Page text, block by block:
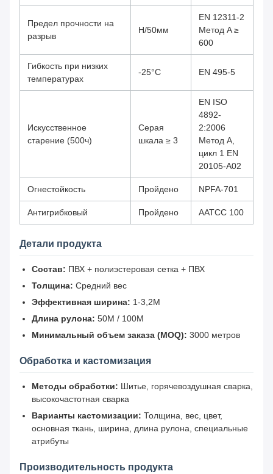
Предел прочности на
разрыв
Н/50мм
EN 12311-2
Метод A ≥
600
Гибкость при низких
температурах
-25°C EN 495-5
Искусственное
старение (500ч)
Серая
шкала ≥ 3
EN ISO
4892-
2:2006
Метод A,
цикл 1 EN
20105-A02
Огнестойкость Пройдено NPFA-701
Антигрибковый Пройдено AATCC 100
Детали продукта
Состав: ПВХ + полиэстеровая сетка + ПВХ
Толщина: Средний вес
Эффективная ширина: 1-3,2М
Длина рулона: 50М / 100М
Минимальный объем заказа (MOQ): 3000 метров
Обработка и кастомизация
Методы обработки: Шитье, горячевоздушная сварка,
высокочастотная сварка
Варианты кастомизации: Толщина, вес, цвет,
основная ткань, ширина, длина рулона, специальные
атрибуты
Производительность продукта